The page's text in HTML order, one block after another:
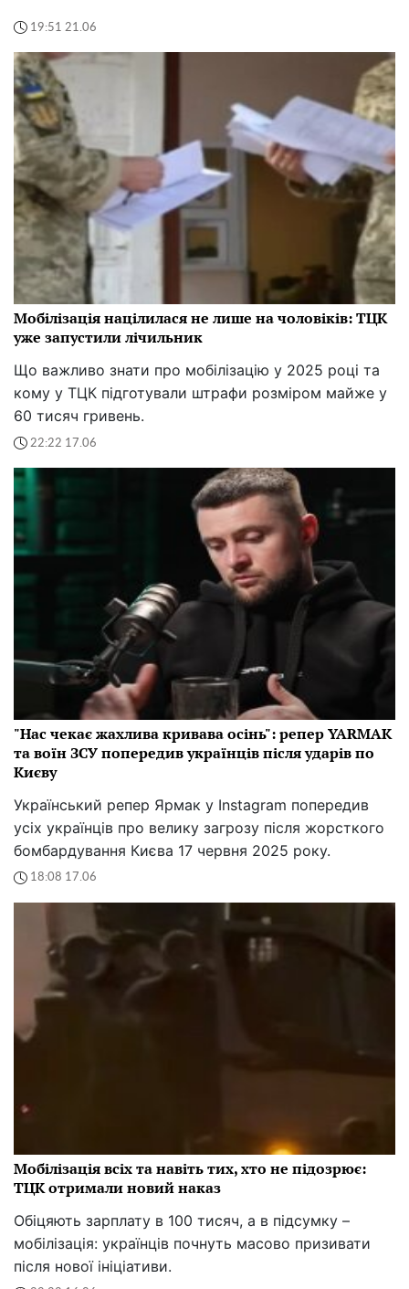
19:51 21.06
Мобілізація націлилася не лише на чоловіків: ТЦК
уже запустили лічильник
Що важливо знати про мобілізацію у 2025 році та
кому у ТЦК підготували штрафи розміром майже у
60 тисяч гривень.
22:22 17.06
"Нас чекає жахлива кривава осінь": репер YARMAK
та воїн ЗСУ попередив українців після ударів по
Києву
Український репер Ярмак у Instagram попередив
усіх українців про велику загрозу після жорсткого
бомбардування Києва 17 червня 2025 року.
18:08 17.06
Мобілізація всіх та навіть тих, хто не підозрює:
ТЦК отримали новий наказ
Обіцяють зарплату в 100 тисяч, а в підсумку –
мобілізація: українців почнуть масово призивати
після нової ініціативи.